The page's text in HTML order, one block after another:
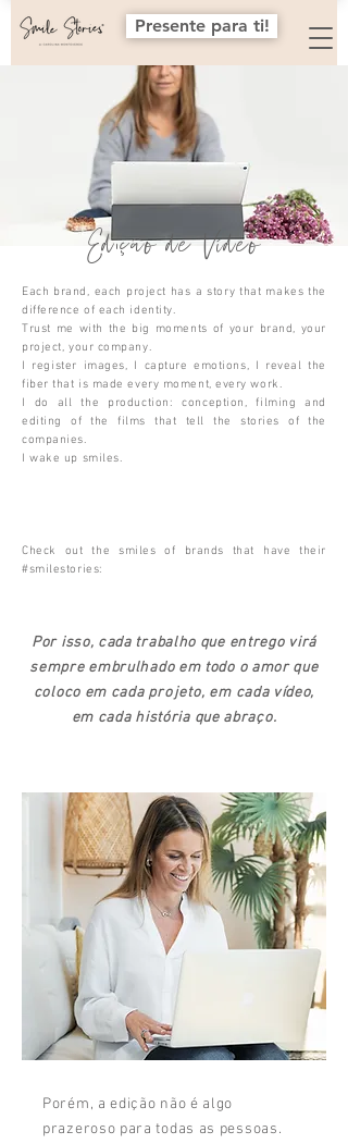
Presente para ti!
Edição de Vídeo
Each brand, each project has a story that makes the
difference of each identity.
Trust me with the big moments of your brand, your
project, your company.
I register images, I capture emotions, I reveal the
fiber that is made every moment, every work.
I do all the production: conception, filming and
editing of the films that tell the stories of the
companies.
I wake up smiles.
Check out the smiles of brands that have their
#smilestories:
Por isso, cada trabalho que entrego virá
sempre embrulhado em todo o amor que
coloco em cada projeto, em cada vídeo,
em cada história que abraço.
Porém, a edição não é algo
prazeroso para todas as pessoas.